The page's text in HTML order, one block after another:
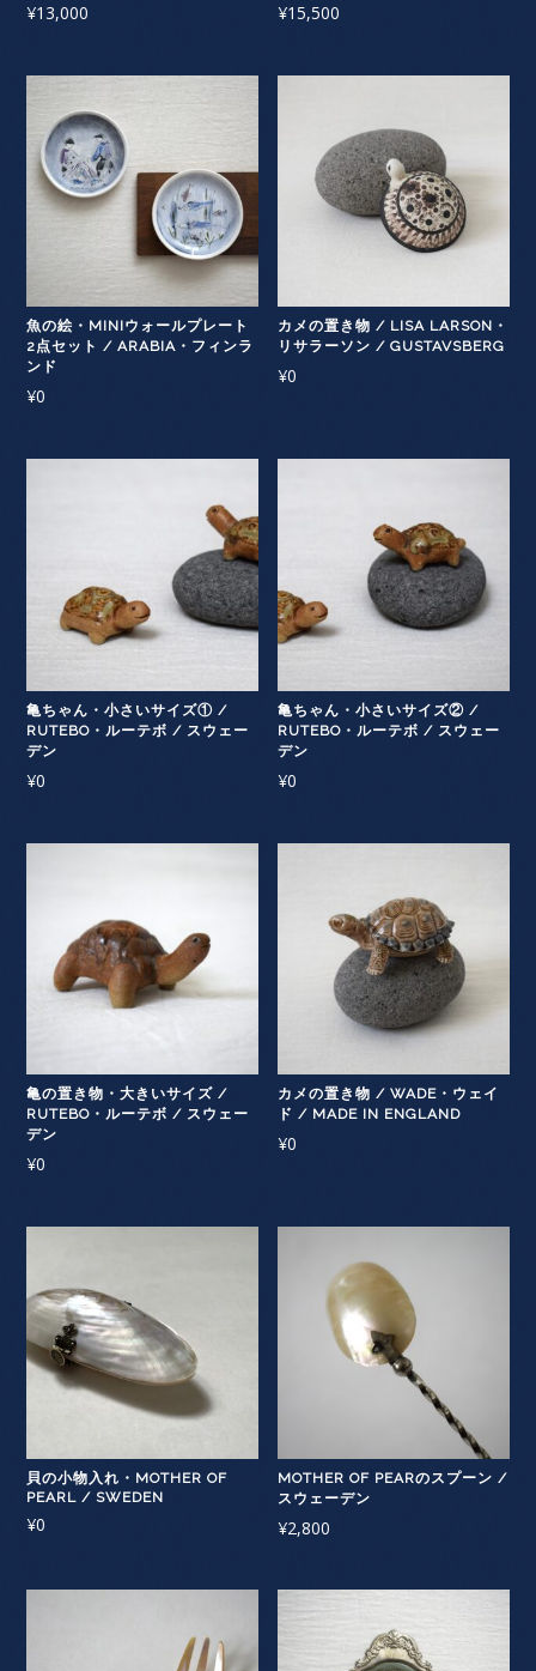
¥13,000 ¥15,500
魚の絵・MINIウォールプレート
2点セット / ARABIA・フィンラ
ンド
¥0
カメの置き物 / LISA LARSON・
リサラーソン / GUSTAVSBERG
¥0
亀ちゃん・小さいサイズ① /
RUTEBO・ルーテボ / スウェー
デン
¥0
亀ちゃん・小さいサイズ② /
RUTEBO・ルーテボ / スウェー
デン
¥0
亀の置き物・大きいサイズ /
RUTEBO・ルーテボ / スウェー
デン
¥0
カメの置き物 / WADE・ウェイ
ド / MADE IN ENGLAND
¥0
貝の小物入れ・MOTHER OF
PEARL / SWEDEN
¥0
MOTHER OF PEARのスプーン /
スウェーデン
¥2,800